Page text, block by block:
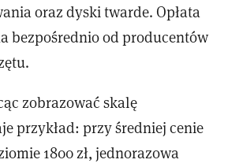
oraz dyski twarde. Opłata
bezpośrednio od producentów
zobrazować skalę
przykład: przy średniej cenie
1800 zł, jednorazowa